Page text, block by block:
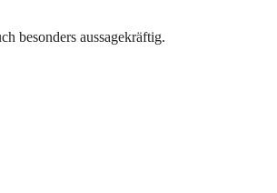
besonders aussagekräftig.